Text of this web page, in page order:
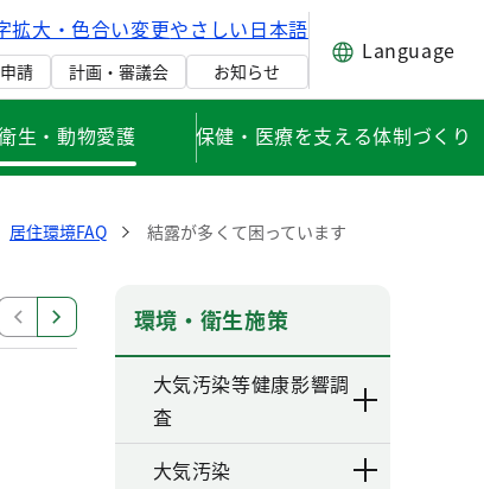
拡大・色合い変更やさしい日本語
請 計画・審議会 お知らせ
Language
生・動物愛護 保健・医療を支える体制づくり
居住環境FAQ 結露が多くて困っています
について 健康・快適居住環境の指針
環境・衛生施策
大気汚染等健康影響調
査
大気汚染